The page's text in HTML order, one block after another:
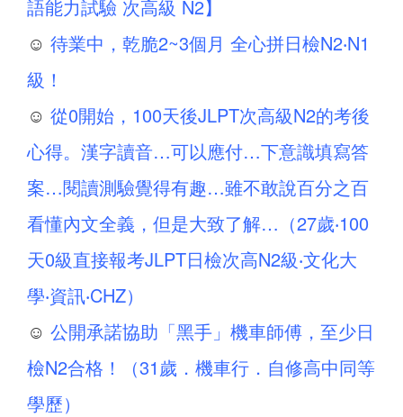
語能力試驗 次高級 N2】
☺ 待業中，乾脆2~3個月 全心拼日檢N2‧N1
級！
☺ 從0開始，100天後JLPT次高級N2的考後
心得。漢字讀音…可以應付…下意識填寫答
案…閱讀測驗覺得有趣…雖不敢說百分之百
看懂內文全義，但是大致了解…（27歲‧100
天0級直接報考JLPT日檢次高N2級‧文化大
學‧資訊‧CHZ）
☺ 公開承諾協助「黑手」機車師傅，至少日
檢N2合格！（31歲．機車行．自修高中同等
學歷）